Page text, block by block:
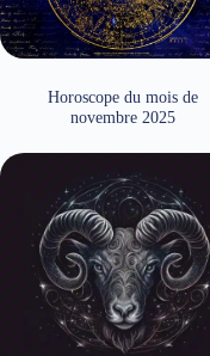
Horoscope du mois de
novembre 2025